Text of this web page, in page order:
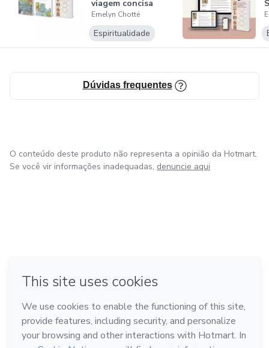
viagem concisa
pelos 78 Arcanos
d...
Emelyn Chotté
Espiritualidade
Dúvidas frequentes
O conteúdo deste produto não representa a opinião da Hotmart.
Se você vir informações inadequadas, denuncie aqui
Feito com ❤ em Bogotá